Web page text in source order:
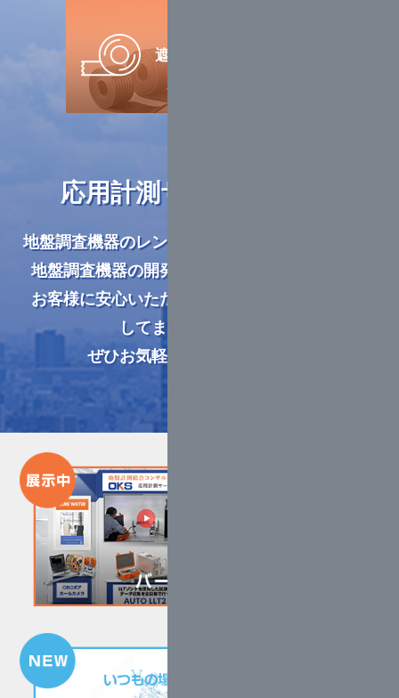
遮水材・
応用計測サービスの
地盤調査機器のレンタル
地盤調査機器の開発・
お客様に安心いただける
してまいりますので、
ぜひお気軽にご相談ください。